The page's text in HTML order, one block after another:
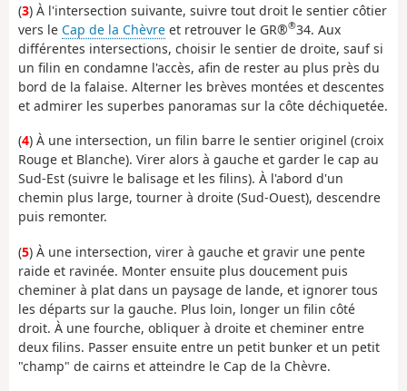
(3) À l'intersection suivante, suivre tout droit le sentier côtier
vers le Cap de la Chèvre et retrouver le GR®®34. Aux
différentes intersections, choisir le sentier de droite, sauf si
un filin en condamne l'accès, afin de rester au plus près du
bord de la falaise. Alterner les brèves montées et descentes
et admirer les superbes panoramas sur la côte déchiquetée.
(4) À une intersection, un filin barre le sentier originel (croix
Rouge et Blanche). Virer alors à gauche et garder le cap au
Sud-Est (suivre le balisage et les filins). À l'abord d'un
chemin plus large, tourner à droite (Sud-Ouest), descendre
puis remonter.
(5) À une intersection, virer à gauche et gravir une pente
raide et ravinée. Monter ensuite plus doucement puis
cheminer à plat dans un paysage de lande, et ignorer tous
les départs sur la gauche. Plus loin, longer un filin côté
droit. À une fourche, obliquer à droite et cheminer entre
deux filins. Passer ensuite entre un petit bunker et un petit
"champ" de cairns et atteindre le Cap de la Chèvre.